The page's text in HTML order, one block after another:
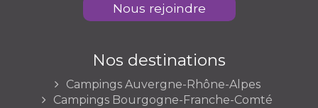
Nous rejoindre
Nos destinations
Campings Auvergne-Rhône-Alpes
Campings Bourgogne-Franche-Comté